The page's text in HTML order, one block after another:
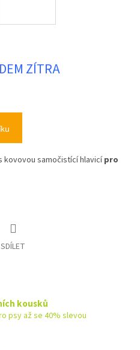
ZÍTRA
kovovou samočistící hlavicípro
SDÍLET
kousků
psy až se 40% slevou